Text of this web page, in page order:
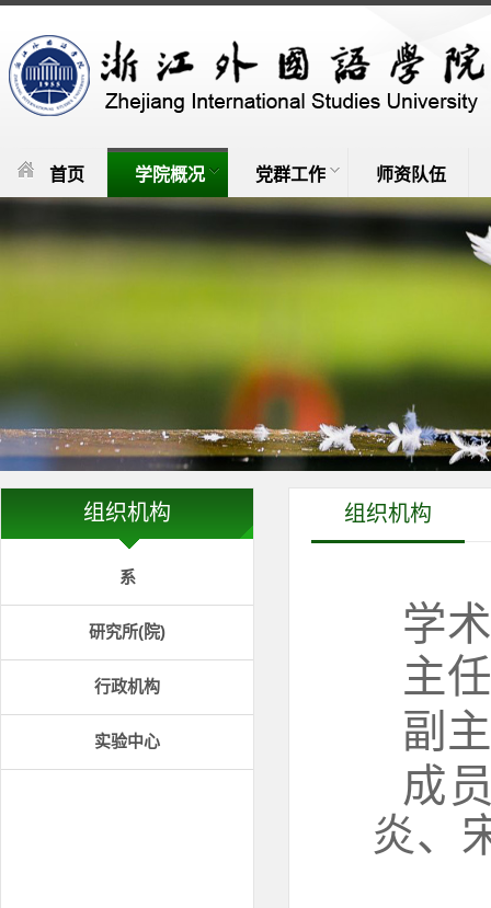
首页 学院概况 党群工作 师资队伍
组织机构
系
研究所(院)
行政机构
实验中心
组织机构
学
主
副
成
炎、